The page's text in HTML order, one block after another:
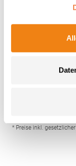
EX347 Exner
Überwurfschürze mit
Baumwolle / 50%
* Preise inkl.